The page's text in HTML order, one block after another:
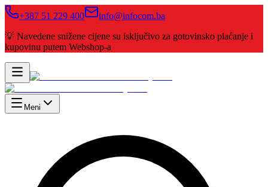
+387 51 229 400
info@infocom.ba
💡 Navedene snižene cijene su isključivo za gotovinsko plaćanje i
kupovinu putem Webshop-a
Meni